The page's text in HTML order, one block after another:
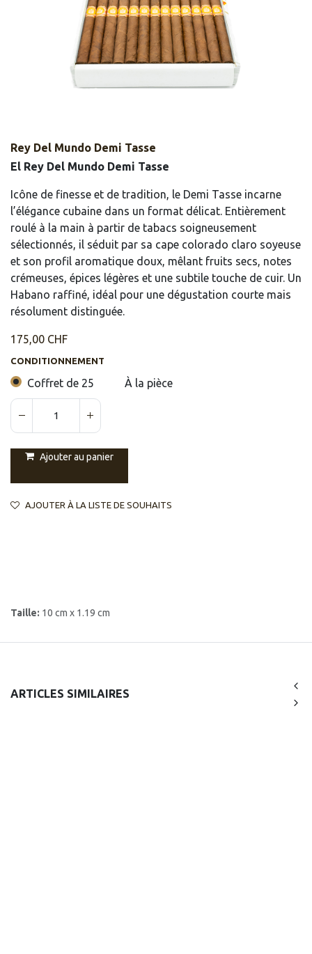
Rey Del Mundo Demi Tasse
El Rey Del Mundo Demi Tasse
Icône de finesse et de tradition, le Demi Tasse incarne
l’élégance cubaine dans un format délicat. Entièrement
roulé à la main à partir de tabacs soigneusement
sélectionnés, il séduit par sa cape colorado claro soyeuse
et son profil aromatique doux, mêlant fruits secs, notes
crémeuses, épices légères et une subtile touche de cuir. Un
Habano raffiné, idéal pour une dégustation courte mais
résolument distinguée.
175,00 CHF
CONDITIONNEMENT
Coffret de 25 À la pièce
Ajouter au panier
AJOUTER À LA LISTE DE SOUHAITS
Taille: 10 cm x 1.19 cm
ARTICLES SIMILAIRES